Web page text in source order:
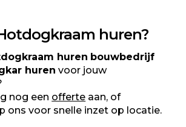
huren?
huren bouwbedrijf
huren voor jouw
nog een offerte aan, of
ons voor snelle inzet op locatie.